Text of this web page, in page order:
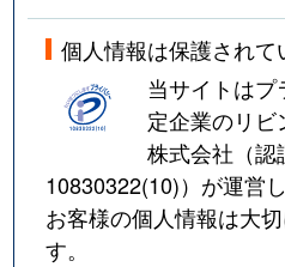
個人情報は保護されて
当サイトは
定企業のリ
株式会社（認
10830322(10)）が運営
お客様の個人情報は大
す。